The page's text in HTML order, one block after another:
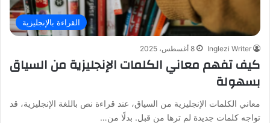
القراءة بالإنجليزية
Inglezi Writer 8 أغسطس، 2025
كيف تفهم معاني الكلمات الإنجليزية من السياق
بسهولة
معاني الكلمات الإنجليزية من السياق، عند قراءة نص باللغة الإنجليزية، قد
تواجه كلمات جديدة لم ترها من قبل. بدلًا من…